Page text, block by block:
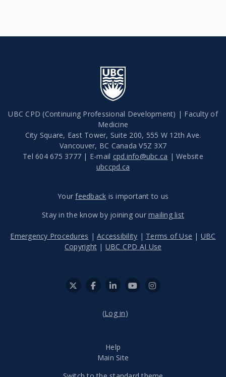
UBC CPD (Continuing Professional Development) | Faculty of
Medicine
City Square, East Tower, Suite 200, 555 W 12th Ave.
Vancouver, BC CanadaV5Z 3X7
Tel 604 675 3777 | E-mail cpd.info@ubc.ca | Website
ubccpd.ca
Yourfeedback is important to us
Stay in the know by joining our mailing list
Emergency Procedures |Accessibility | Terms of Use | UBC
Copyright | UBC CPD AI Use
(Log in)
Help
Main Site